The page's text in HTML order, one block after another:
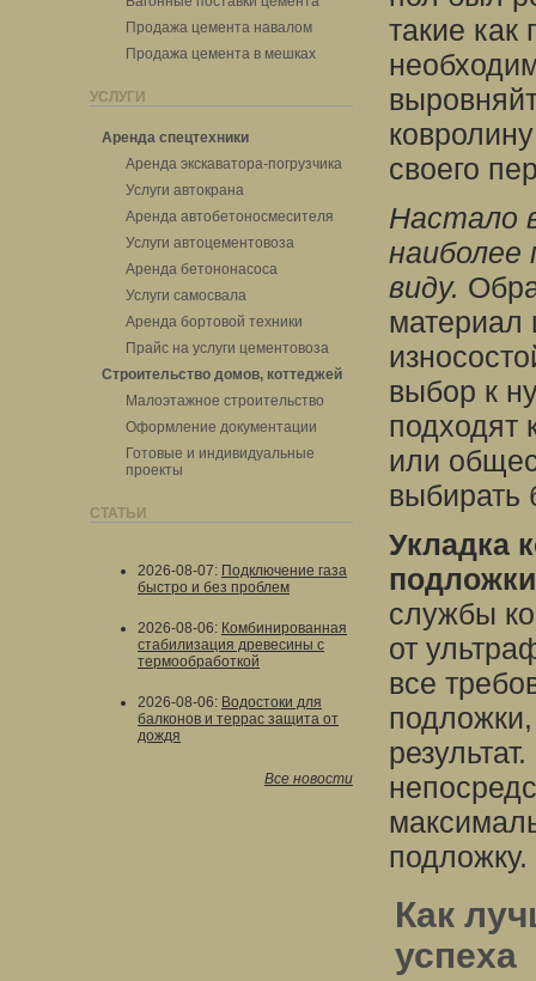
Продажа цемента навалом
Продажа цемента в мешках
УСЛУГИ
Аренда спецтехники
Аренда экскаватора-погрузчика
Услуги автокрана
Аренда автобетоносмесителя
Услуги автоцементовоза
Аренда бетононасоса
Услуги самосвала
Аренда бортовой техники
Прайс на услуги цементовоза
Строительство домов, коттеджей
Малоэтажное строительство
Оформление документации
Готовые и индивидуальные
проекты
СТАТЬИ
2026-08-07: Подключение газа
быстро и без проблем
2026-08-06: Комбинированная
стабилизация древесины с
термообработкой
2026-08-06: Водостоки для
балконов и террас защита от
дождя
Все новости
такие как
своего
Настало
наиболее
виду.
материал
выбор к
подходят
или
выбирать
Укладка
службы
от
все
подложку.
Как
успеха